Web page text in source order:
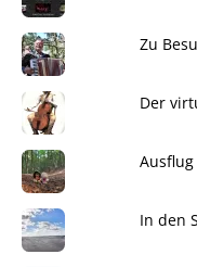
Zu
Der
In den